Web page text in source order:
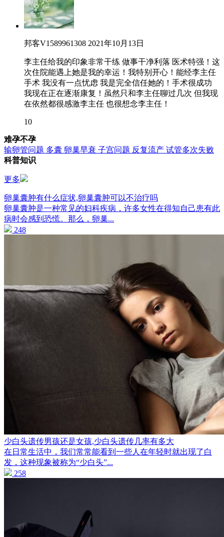
邦客V1589961308 2021年10月13日
李主任给我的印象非常干练 做事干净利落 医术特强！这
次住院能遇上她是我的幸运！我特别开心！能经李主任
手术 我没有一点忧虑 我是完全信任她的！手术很成功
我现在正在逐渐康复！虽然只和李主任聊过几次 但我现
在依然都很感激李主任 也很想念李主任！
10
难孕不孕
输卵管问题 多囊 卵巢早衰 子宫问题 反复流产 试管多次失败
科普知识
更多
卵巢囊肿有什么症状,卵巢囊肿可以不治疗吗
卵巢囊肿是一种常见的妇科疾病，许多女性在得知自己患有此
病时会感到恐慌。那么，卵巢...
248
少白头遗传男孩还是女孩,少白头遗传几率有多大
在日常生活中，我们常常能看到一些人在年轻时就出现了白
发，这种现象被称为“少白头”...
258